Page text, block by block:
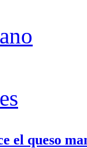
el queso